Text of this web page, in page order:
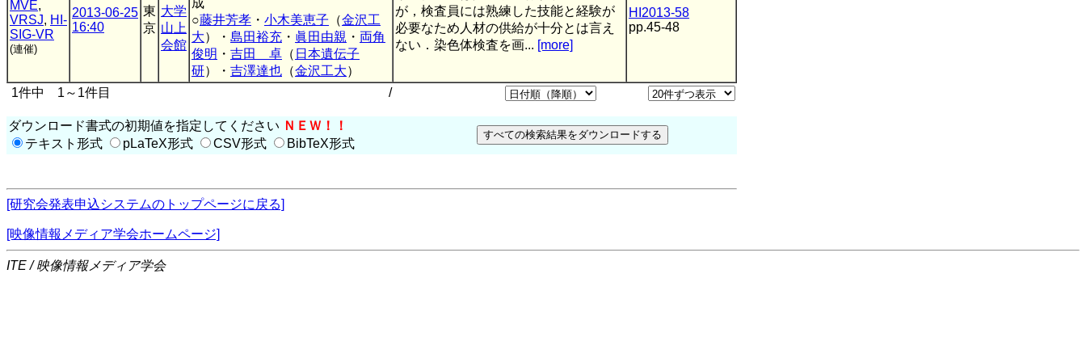
MVE,
VRSJ, HI-
SIG-VR
(連催)
2013-06-25
16:40
東
京
大学
山上
会館
成
○藤井芳孝 ・ 小木美恵子 （金沢工
大）・ 島田裕充 ・ 眞田由親 ・ 両角
俊明 ・ 吉田 卓 （ 日本遺伝子
研）・ 吉澤達也 （金沢工大）
が，検査員には熟練した技能と経験が
必要なため人材の供給が十分とは言え
ない．染色体検査を画... [more]
HI2013-58
pp.45-48
1件中 1～1件目 /
ダウンロード書式の初期値を指定してください ＮＥＷ！！
テキスト形式
pLaTeX形式 CSV形式 BibTeX形式
[研究会発表申込システムのトップページに戻る]
[映像情報メディア学会ホームページ]
ITE / 映像情報メディア学会